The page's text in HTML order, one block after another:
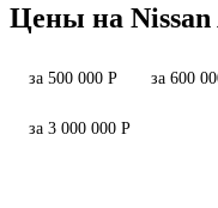
Цены на
за 500 000 Р за 600
за 3 000 000 Р